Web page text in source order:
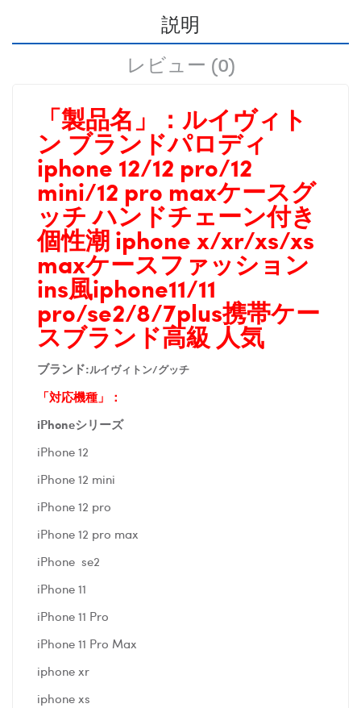
説明
レビュー (0)
「製品名」： ルイヴィト
ン ブランドパロディ
iphone 12/12 pro/12
mini/12 pro maxケースグ
ッチ ハンドチェーン付き
個性潮 iphone x/xr/xs/xs
maxケースファッション
ins風iphone11/11
pro/se2/8/7plus携帯ケー
スブランド高級 人気
ブランド:ルイヴィトン/グッチ
「対応機種」：
iPhoneシリーズ
iPhone 12
iPhone 12 mini
iPhone 12 pro
iPhone 12 pro max
iPhone se2
iPhone 11
iPhone 11 Pro
iPhone 11 Pro Max
iphone xr
iphone xs